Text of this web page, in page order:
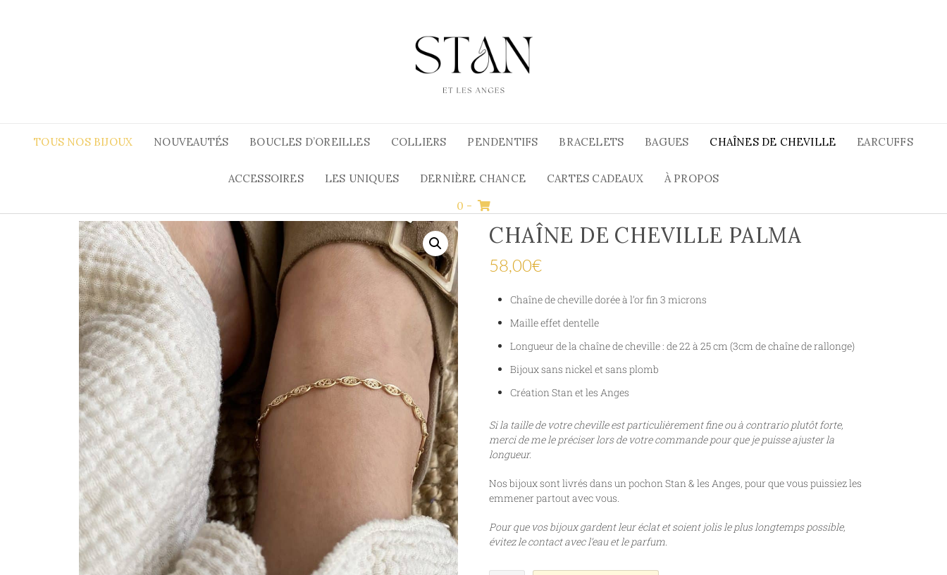
TOUS NOS BIJOUX NOUVEAUTÉS BOUCLES D’OREILLES COLLIERS PENDENTIFS BRACELETS BAGUES CHAÎNES DE CHEVILLE EARCUFFS
ACCESSOIRES LES UNIQUES DERNIÈRE CHANCE CARTES CADEAUX À PROPOS
0 -
CHAÎNE DE CHEVILLE PALMA
58,00€
Chaîne de cheville dorée à l’or fin 3 microns
Maille effet dentelle
Longueur de la chaîne de cheville : de 22 à 25 cm (3cm de chaîne de rallonge)
Bijoux sans nickel et sans plomb
Création Stan et les Anges
Si la taille de votre cheville est particulièrement fine ou à contrario plutôt forte,
merci de me le préciser lors de votre commande pour que je puisse ajuster la
longueur.
Nos bijoux sont livrés dans un pochon Stan & les Anges, pour que vous puissiez les
emmener partout avec vous.
Pour que vos bijoux gardent leur éclat et soient jolis le plus longtemps possible,
évitez le contact avec l’eau et le parfum.